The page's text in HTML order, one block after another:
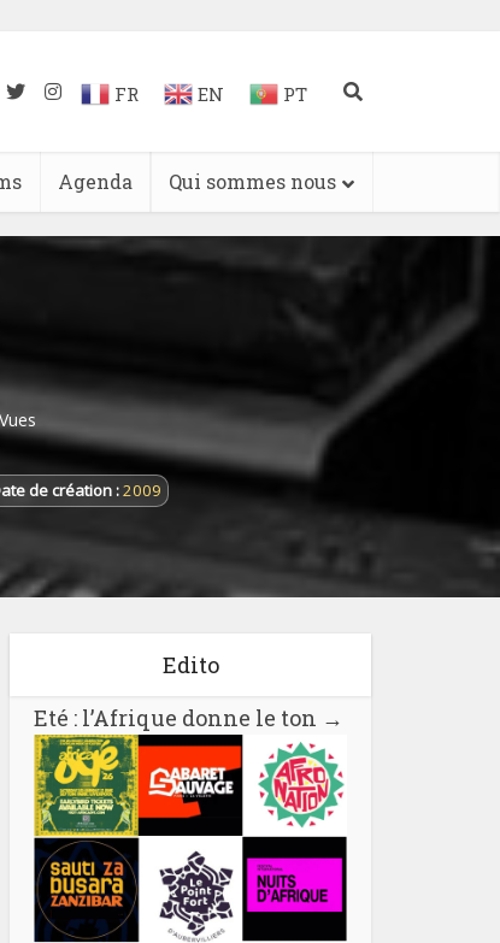
FR EN PT
Agenda Qui sommes nous
de création :2009
Edito
Eté : l’Afrique donne le ton →